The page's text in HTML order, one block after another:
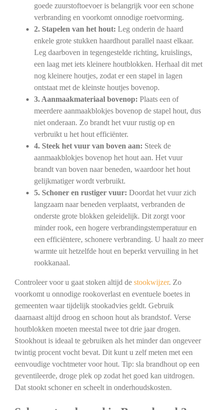
goede zuurstoftoevoer is belangrijk voor een schone
verbranding en voorkomt onnodige roetvorming.
2. Stapelen van het hout: Leg onderin de haard
enkele grote stukken haardhout parallel naast elkaar.
Leg daarboven in tegengestelde richting, kruislings,
een laag met iets kleinere houtblokken. Herhaal dit met
nog kleinere houtjes, zodat er een stapel in lagen
ontstaat met de kleinste houtjes bovenop.
3. Aanmaakmateriaal bovenop: Plaats een of
meerdere aanmaakblokjes bovenop de stapel hout, dus
niet onderaan. Zo brandt het vuur rustig op en
verbruikt u het hout efficiënter.
4. Steek het vuur van boven aan: Steek de
aanmaakblokjes bovenop het hout aan. Het vuur
brandt van boven naar beneden, waardoor het hout
gelijkmatiger wordt verbruikt.
5. Schoner en rustiger vuur: Doordat het vuur zich
langzaam naar beneden verplaatst, verbranden de
onderste grote blokken geleidelijk. Dit zorgt voor
minder rook, een hogere verbrandingstemperatuur en
een efficiëntere, schonere verbranding. U haalt zo meer
warmte uit hetzelfde hout en beperkt vervuiling in het
rookkanaal.
Controleer voor u gaat stoken altijd de stookwijzer. Zo
voorkomt u onnodige rookoverlast en eventuele boetes in
gemeenten waar tijdelijk stookadvies geldt. Gebruik
daarnaast altijd droog en schoon hout als brandstof. Verse
houtblokken moeten meestal twee tot drie jaar drogen.
Stookhout is ideaal te gebruiken als het minder dan ongeveer
twintig procent vocht bevat. Dit kunt u zelf meten met een
eenvoudige vochtmeter voor hout. Tip: sla brandhout op een
geventileerde, droge plek op zodat het goed kan uitdrogen.
Dat stookt schoner en scheelt in onderhoudskosten.